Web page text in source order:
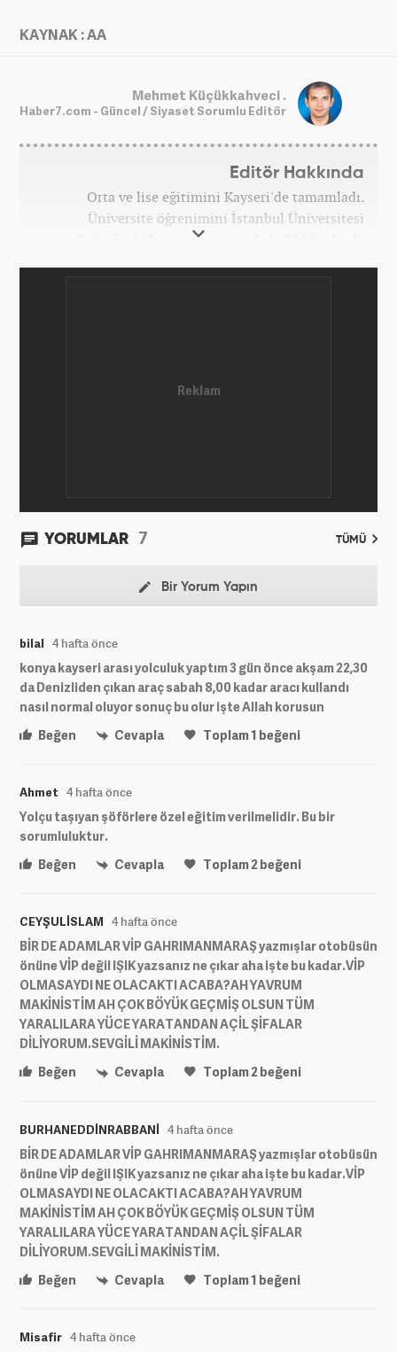
KAYNAK : AA
Mehmet Küçükkahveci .
Haber7.com - Güncel / Siyaset Sorumlu Editör
Editör Hakkında
Orta ve lise eğitimini Kayseri'de tamamladı.
Üniversite öğrenimini İstanbul Üniversitesi
Coğrafya bölümünde tamamladı. 2008 yılında
YORUMLAR 7 TÜMÜ
Bir Yorum Yapın
bilal 4 hafta önce
konya kayseri arası yolculuk yaptım 3 gün önce akşam 22,30
da Denizliden çıkan araç sabah 8,00 kadar aracı kullandı
nasıl normal oluyor sonuç bu olur işte Allah korusun
Beğen
Cevapla Toplam1 beğeni
Ahmet 4 hafta önce
Yolçu taşıyan şöförlere özel eğitim verilmelidir. Bu bir
sorumluluktur.
Beğen
Cevapla Toplam2beğeni
CEYŞULİSLAM 4 hafta önce
BİR DE ADAMLAR VİP GAHRIMANMARAŞ yazmışlar otobüsün
önüne VİP değil IŞIK yazsanız ne çıkar aha işte bu kadar.VİP
OLMASAYDI NE OLACAKTI ACABA?AH YAVRUM
MAKİNİSTİM AH ÇOK BÖYÜK GEÇMİŞ OLSUN TÜM
YARALILARA YÜCE YARATANDAN AÇİL ŞİFALAR
DİLİYORUM.SEVGİLİ MAKİNİSTİM.
Beğen
Cevapla Toplam2beğeni
BURHANEDDİNRABBANİ 4 hafta önce
BİR DE ADAMLAR VİP GAHRIMANMARAŞ yazmışlar otobüsün
önüne VİP değil IŞIK yazsanız ne çıkar aha işte bu kadar.VİP
OLMASAYDI NE OLACAKTI ACABA?AH YAVRUM
MAKİNİSTİM AH ÇOK BÖYÜK GEÇMİŞ OLSUN TÜM
YARALILARA YÜCE YARATANDAN AÇİL ŞİFALAR
DİLİYORUM.SEVGİLİ MAKİNİSTİM.
Beğen
Cevapla Toplam1 beğeni
Misafir 4 hafta önce